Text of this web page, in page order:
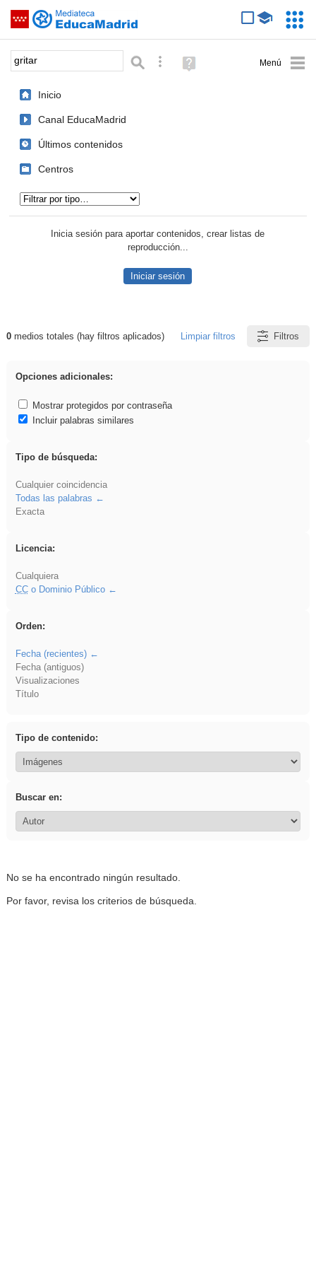
Saltar navegación
Palabra o frase: Búsqueda avanzada
Ayuda
(en
Inicio
Canal EducaMadrid
Últimos contenidos
Centros
Inicia sesión para aportar contenidos, crear listas de
reproducción...
Iniciar sesión
Resultados de: gritar
0medios totales (hay filtros aplicados) Limpiar filtros Filtros
Opciones adicionales:
Mostrar protegidos por contraseña
Incluir palabras similares
Tipo de búsqueda:
Cualquier coincidencia
Todas las palabras
Exacta
Licencia:
Cualquiera
CCo Dominio Público
Orden:
Fecha (recientes)
Fecha (antiguos)
Visualizaciones
Título
Tipo de contenido:
Buscar en:
No se ha encontrado ningún resultado.
Por favor, revisa los criterios de búsqueda.